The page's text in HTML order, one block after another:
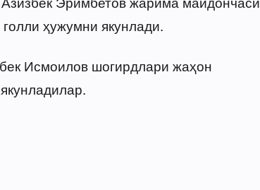
ҳужумни якунлади.
Исмоилов шогирдлари жаҳон